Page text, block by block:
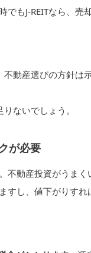
もJ-REITなら、売
動産選びの方針は
ないでしょう。
が必要
。不動産投資がうま
し、値下がりすれ